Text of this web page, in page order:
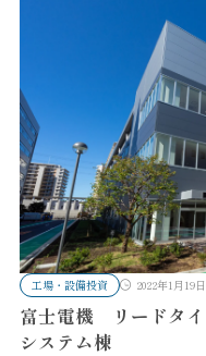
工場・設備投資 2022年1月19日
富士電機 リードタイ
システム棟